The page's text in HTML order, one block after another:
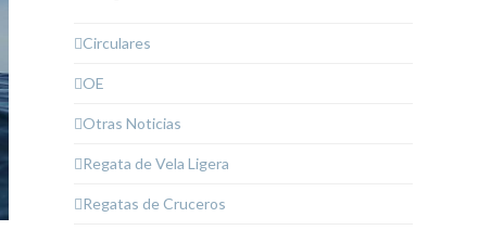
Circulares
OE
Otras Noticias
Regata de Vela Ligera
Regatas de Cruceros